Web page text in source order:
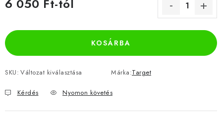
6 050 Ft-tól
KOSÁRBA
SKU: Változat kiválasztása Márka:Target
Kérdés Nyomon követés